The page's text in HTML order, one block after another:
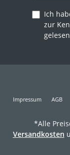
Ich
zur
Impressum AGB
*Alle
Versandkosten